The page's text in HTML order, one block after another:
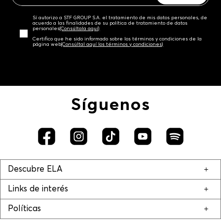
Sí autorizo a STF GROUP S.A. el tratamiento de mis datos personales, de
acuerdo a las finalidades de su política de tratamiento de datos
personales‎(Consúltala aquí)
Certifico que he sido informado sobre los términos y condiciones de la
página web‎(Consúltal aquí los términos y condiciones)
Síguenos
Descubre ELA
Links de interés
Políticas